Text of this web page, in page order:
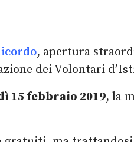
, apertura
dei Volontari
15 febbraio 2019, la